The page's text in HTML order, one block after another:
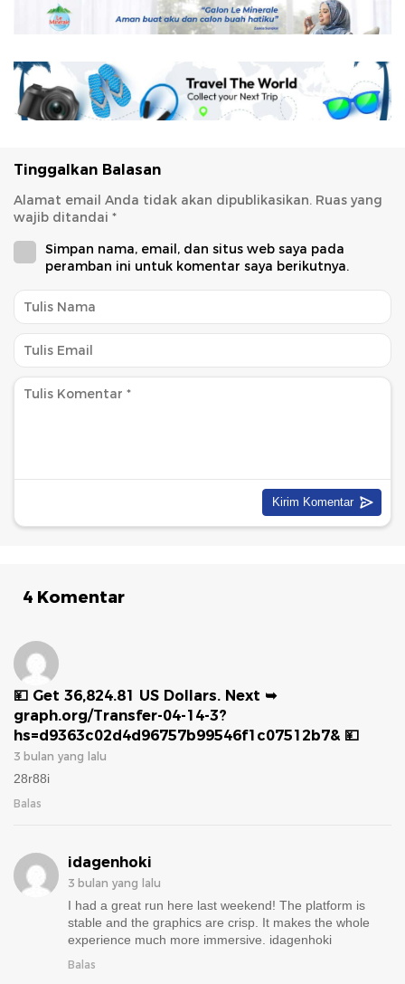
Tinggalkan Balasan
Alamat email Anda tidak akan dipublikasikan. Ruas yang
wajib ditandai *
Simpan nama, email, dan situs web saya pada
peramban ini untuk komentar saya berikutnya.
4 Komentar
💴 Get 36,824.81 US Dollars. Next ➥
graph.org/Transfer-04-14-3?
hs=d9363c02d4d96757b99546f1c07512b7& 💴
3 bulan yang lalu
28r88i
Balas
idagenhoki
3 bulan yang lalu
I had a great run here last weekend! The platform is
stable and the graphics are crisp. It makes the whole
experience much more immersive. idagenhoki
Balas